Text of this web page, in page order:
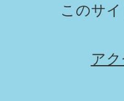
このサ
ア